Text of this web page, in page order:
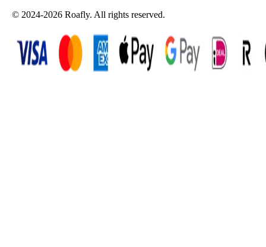
© 2024-2026 Roafly. All rights reserved.